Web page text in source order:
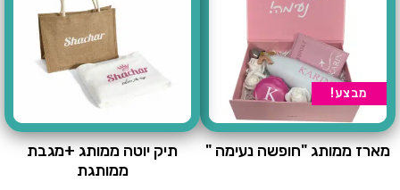
מבצע!
מארז ממותג "חופשה נעימה "
תיק יוטה ממותג +מגבת
ממותגת